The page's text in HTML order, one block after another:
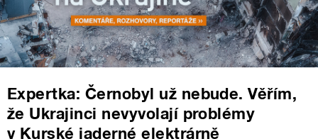
Expertka: Černobyl už nebude. Věřím,
že Ukrajinci nevyvolají problémy
v Kurské jaderné elektrárně